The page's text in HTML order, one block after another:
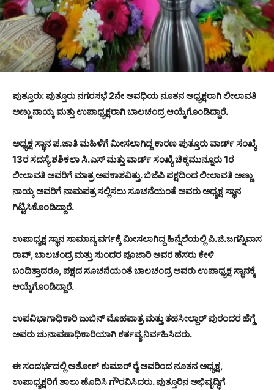
ಪುತ್ತೂರು: ಪುತ್ತೂರು ನಗರಸಭೆ 2ನೇ ಅವಧಿಯ ನೂತನ ಅಧ್ಯಕ್ಷರಾಗಿ ಲೀಲಾವತಿ
ಅಣ್ಣು ನಾಯ್ಕ ಮತ್ತು ಉಪಾಧ್ಯಕ್ಷರಾಗಿ ಬಾಲಚಂದ್ರ ಆಯ್ಕೆಗೊಂಡಿದ್ದಾರೆ.
ಅಧ್ಯಕ್ಷ ಸ್ಥಾನ ಪ.ಜಾತಿ ಮಹಿಳೆಗೆ ಮೀಸಲಾಗಿದ್ದ ಕಾರಣ ಪುತ್ತೂರು ವಾರ್ಡ್ ಸಂಖ್ಯೆ
13ರ ಸದಸ್ಯೆ ಶಶಿಕಲಾ ಸಿ.ಎಸ್ ಮತ್ತು ವಾರ್ಡ್ ಸಂಖ್ಯೆ ಚಿಕ್ಕಮುನ್ನೂರು 1ರ
ಲೀಲಾವತಿ ಅವರಿಗೆ ಮಾತ್ರ ಅವಕಾಶವಿತ್ತು. ಬಿಜೆಪಿ ಪಕ್ಷದಿಂದ ಲೀಲಾವತಿ ಅಣ್ಣು
ನಾಯ್ಕ ಅವರಿಗೆ ನಾಮಪತ್ರ ಸಲ್ಲಿಸಲು ಸೂಚನೆಯಂತೆ ಅವರು ಅಧ್ಯಕ್ಷ ಸ್ಥಾನ
ಗಿಟ್ಟಿಸಿಕೊಂಡಿದ್ದಾರೆ.
ಉಪಾಧ್ಯಕ್ಷ ಸ್ಥಾನ ಸಾಮಾನ್ಯ ವರ್ಗಕ್ಕೆ ಮೀಸಲಾಗಿದ್ದ ಹಿನ್ನೆಲೆಯಲ್ಲಿ ಪಿ.ಜಿ.ಜಗನ್ನಿವಾಸ
ರಾವ್, ಬಾಲಚಂದ್ರ ಮತ್ತು ಸುಂದರ ಪೂಜಾರಿ ಅವರ ಹೆಸರು ಕೇಳಿ
ಬಂದಿತ್ತಾದರೂ, ಪಕ್ಷದ ಸೂಚನೆಯಂತೆ ಬಾಲಚಂದ್ರ ಅವರು ಉಪಾಧ್ಯಕ್ಷ ಸ್ಥಾನಕ್ಕೆ
ಆಯ್ಕೆಗೊಂಡಿದ್ದಾರೆ.
ಉಪವಿಭಾಗಾಧಿಕಾರಿ ಜುಬಿನ್ ಮೊಹಪಾತ್ರ ಮತ್ತು ತಹಸೀಲ್ದಾ‌ರ್ ಪುರಂದರ ಹೆಗ್ಡೆ
ಅವರು ಚುನಾವಣಾಧಿಕಾರಿಯಾಗಿ ಕರ್ತವ್ಯ ನಿರ್ವಹಿಸಿದರು.
ಈ ಸಂದರ್ಭದಲ್ಲಿ ಅಶೋಕ್ ಕುಮಾರ್ ರೈ ಅವರಿಂದ ನೂತನ ಅಧ್ಯಕ್ಷ,
ಉಪಾಧ್ಯಕ್ಷರಿಗೆ ಶಾಲು ಹೊದಿಸಿ ಗೌರವಿಸಿದರು. ಪುತ್ತೂರಿನ ಅಭಿವೃದ್ಧಿಗೆ